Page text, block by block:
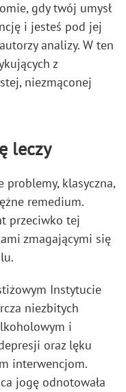
gdy twój umysł
i jesteś pod jej
analizy. W ten
z
niezmąconej
leczy
problemy, klasyczna,
remedium.
przeciwko tej
zmagającymi się
Instytucie
niezbitych
i
oraz lęku
interwencjom.
jogę odnotowała